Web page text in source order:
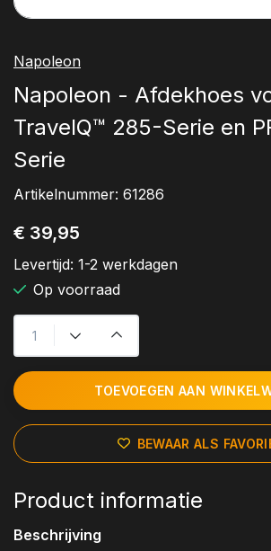
Napoleon
Napoleon - Afdekhoes
TravelQ™ 285-Serie en
Serie
Artikelnummer: 61286
€ 39,95
Levertijd: 1-2 werkdagen
Op voorraad
TOEVOEGEN AAN
BEWAAR ALS
Product informatie
Beschrijving